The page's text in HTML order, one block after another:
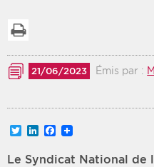
21/06/2023 Émis par :
TwitterLinkedInFacebook
Le Syndicat National de